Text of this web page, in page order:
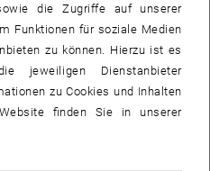
die Zugriffe auf unserer
Funktionen für soziale Medien
zu können. Hierzu ist es
jeweiligen Dienstanbieter
zu Cookies und Inhalten
finden Sie in unserer